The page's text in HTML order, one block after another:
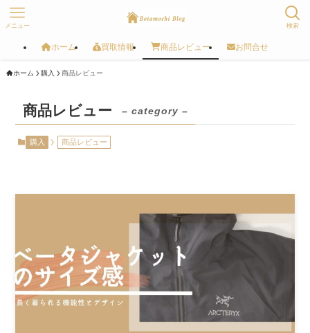
検索
メニュー
ホーム 買取情報 商品レビュー お問合せ
ホーム 購入 商品レビュー
商品レビュー – category –
購入 商品レビュー